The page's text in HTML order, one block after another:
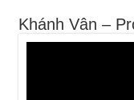
Khánh Vân –